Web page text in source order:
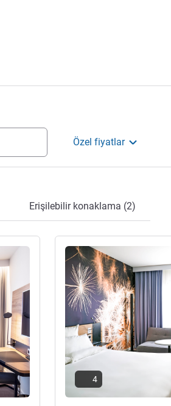
Özel fiyatlar
Erişilebilir konaklama (2)
Ayrıntıları göster
4